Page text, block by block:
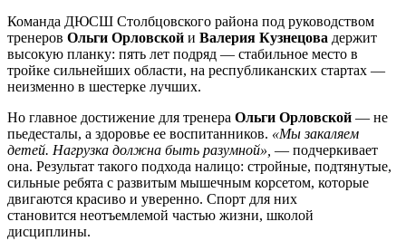
Команда ДЮСШ Столбцовского района под руководством
тренеров Ольги Орловской и Валерия Кузнецова держит
высокую планку: пять лет подряд — стабильное место в
тройке сильнейших области, на республиканских стартах —
неизменно в шестерке лучших.
Но главное достижение для тренера Ольги Орловской — не
пьедесталы, а здоровье ее воспитанников. «Мы закаляем
детей. Нагрузка должна быть разумной», — подчеркивает
она. Результат такого подхода налицо: стройные, подтянутые,
сильные ребята с развитым мышечным корсетом, которые
двигаются красиво и уверенно. Спорт для них
становится неотъемлемой частью жизни, школой
дисциплины.